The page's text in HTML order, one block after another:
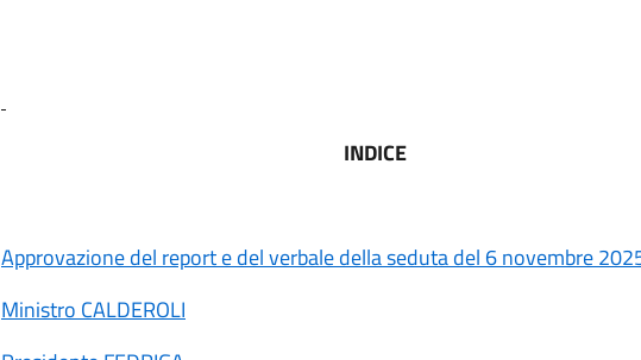
INDICE
Approvazione del report e del verbale della seduta del 6 novembre
Ministro CALDEROLI